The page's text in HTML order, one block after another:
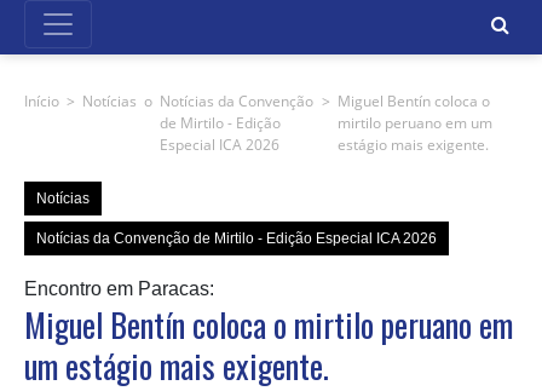
Início > Notícias o Notícias da Convenção
de Mirtilo - Edição
Especial ICA 2026
> Miguel Bentín coloca o
mirtilo peruano em um
estágio mais exigente.
Notícias
Notícias da Convenção de Mirtilo - Edição Especial ICA 2026
Encontro em Paracas:
Miguel Bentín coloca o mirtilo peruano em
um estágio mais exigente.